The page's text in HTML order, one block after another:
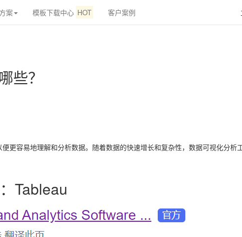
案 模板下载中心 HOT 客户案例
些？
更容易地理解和分析数据。随着数据的快速增长和复杂性，数据可视化分
Tableau